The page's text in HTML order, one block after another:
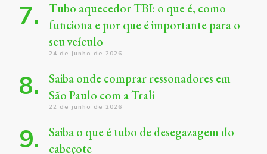
Tubo aquecedor TBI: o que é, como
funciona e por que é importante para o
seu veículo
24 de junho de 2026
Saiba onde comprar ressonadores em
São Paulo com a Trali
22 de junho de 2026
Saiba o que é tubo de desegazagem do
cabeçote